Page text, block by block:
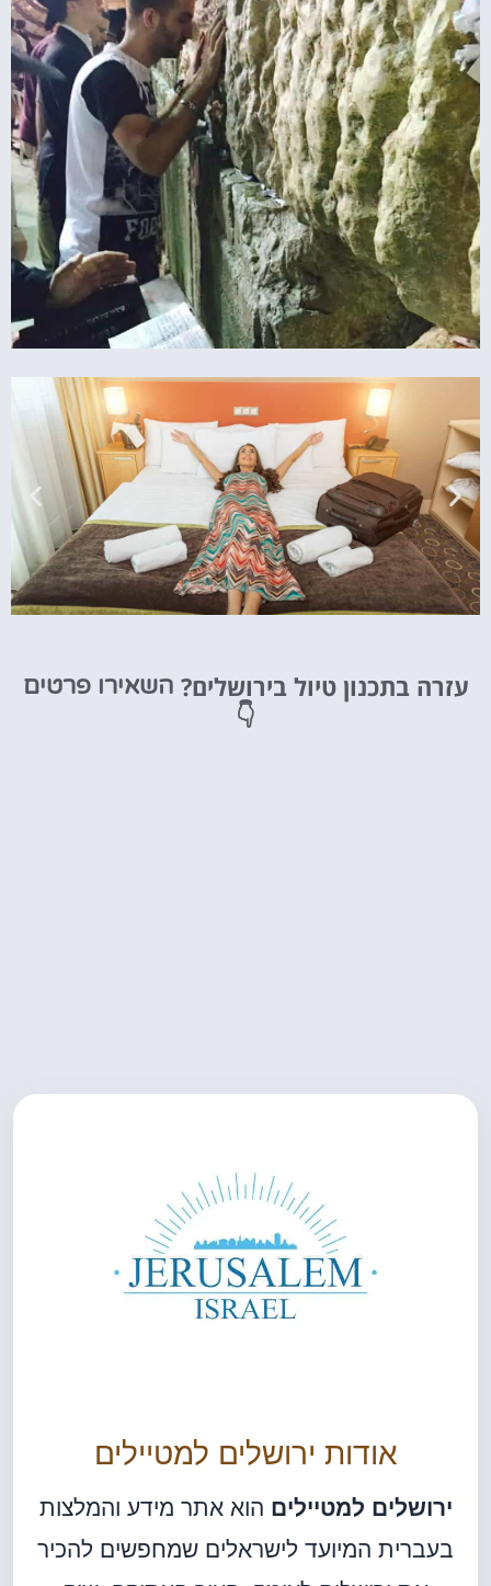
מציאת מלון
עזרה בתכנון טיול בירושלים? השאירו פרטים
👇
אודות ירושלים למטיילים
ירושלים למטיילים הוא אתר מידע והמלצות
בעברית המיועד לישראלים שמחפשים להכיר